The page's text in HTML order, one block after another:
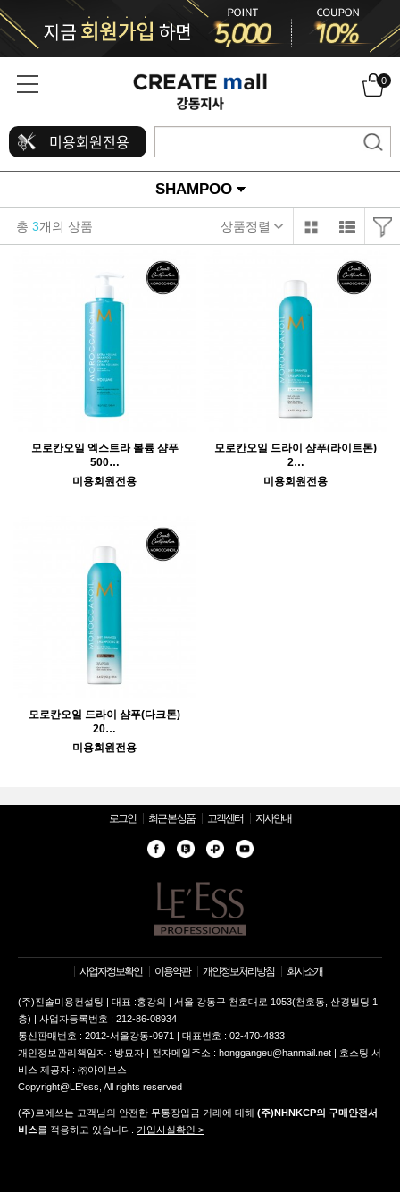
0
미용회원전용
SHAMPOO
총 3개의 상품 상품정렬
모로칸오일 엑스트라 볼륨 샴푸
500…
미용회원전용
모로칸오일 드라이 샴푸(라이트톤)
2…
미용회원전용
모로칸오일 드라이 샴푸(다크톤)
20…
미용회원전용
로그인 최근 본 상품 고객센터 지사안내
사업자정보확인 이용약관 개인정보처리방침 회사소개
(주)진솔미용컨설팅 | 대표 :홍강의 | 서울 강동구 천호대로 1053(천호동, 산경빌딩 1
층) | 사업자등록번호 : 212-86-08934
통신판매번호 : 2012-서울강동-0971 | 대표번호 : 02-470-4833
개인정보관리책임자 : 방묘자 | 전자메일주소 : honggangeu@hanmail.net | 호스팅 서
비스 제공자 : ㈜아이보스
Copyright@LE'ess, All rights reserved
(주)르에쓰는 고객님의 안전한 무통장입금 거래에 대해 (주)NHNKCP의 구매안전서
비스를 적용하고 있습니다. 가입사실확인 >